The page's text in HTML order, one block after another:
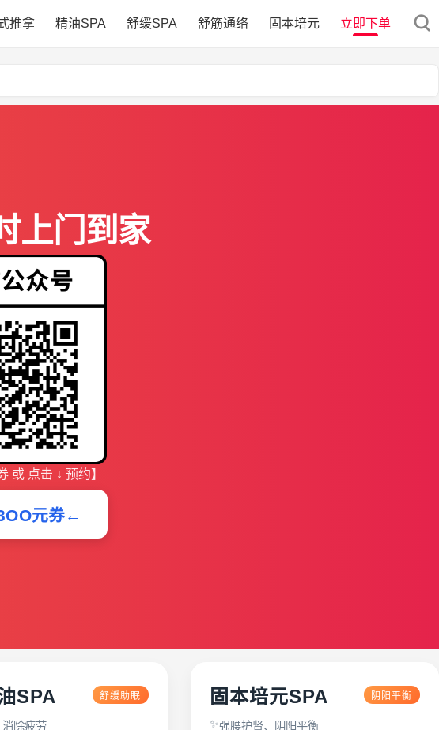
推拿 精油SPA 舒缓SPA 舒筋通络 固本培元 立即下单
上门到家
或 点击 ↓ 预约】
元券←
SPA 舒缓助眠
除疲劳
固本培元SPA 阴阳平衡
强腰护肾、阴阳平衡